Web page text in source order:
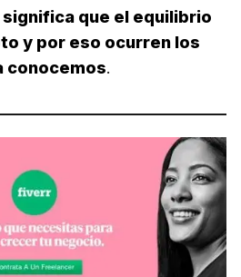
que el equilibrio
y por eso ocurren los
conocemos.